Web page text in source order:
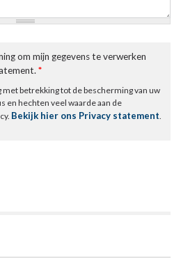
om mijn gegevens te verwerken
*
betrekking tot de bescherming van uw
en hechten veel waarde aan de
Bekijk hier ons Privacy statement